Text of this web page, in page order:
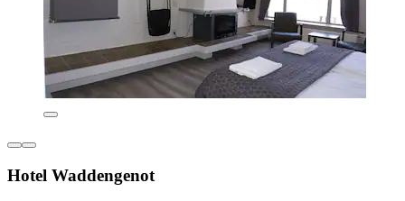
Hotel Waddengenot